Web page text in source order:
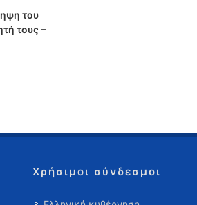
του
τους –
Χρήσιμοι σύνδεσμοι